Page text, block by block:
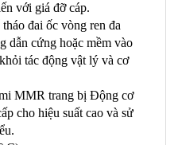
với giá đỡ cáp.
đai ốc vòng ren đa
dẫn cứng hoặc mềm vào
tác động vật lý và cơ
MMR trang bị Động cơ
cho hiệu suất cao và sử